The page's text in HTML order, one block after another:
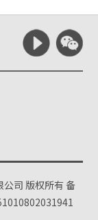
公司 版权所有备